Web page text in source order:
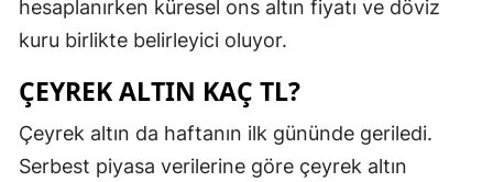
hesaplanırken küresel ons altın fiyatı ve döviz
kuru birlikte belirleyici oluyor.
ÇEYREK ALTIN KAÇ TL?
Çeyrek altın da haftanın ilk gününde geriledi.
Serbest piyasa verilerine göre çeyrek altın